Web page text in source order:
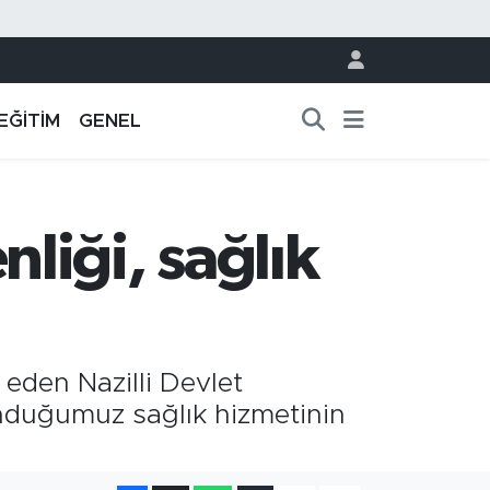
EĞİTİM GENEL
sağlık
Nazilli Devlet
sağlık hizmetinin